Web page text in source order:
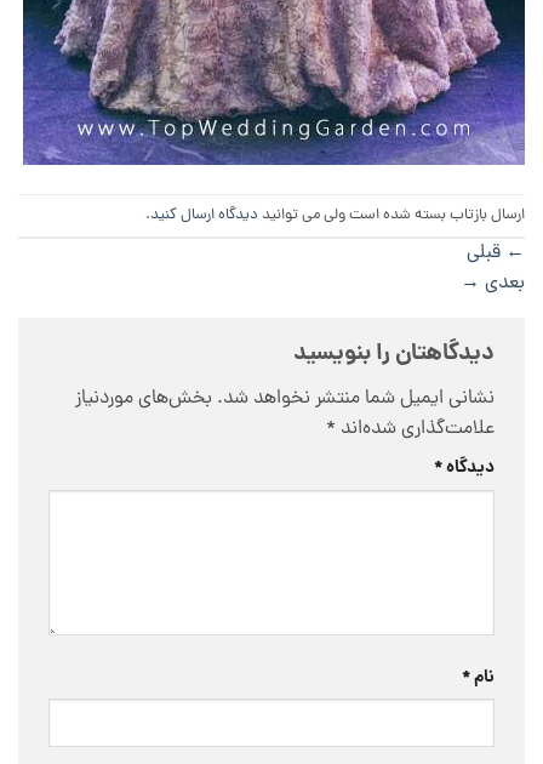
ارسال بازتاب بسته شده است ولی می توانید دیدگاه ارسال کنید.
← قبلی
بعدی →
دیدگاهتان را بنویسید
نشانی ایمیل شما منتشر نخواهد شد. بخش‌های موردنیاز
علامت‌گذاری شده‌اند *
دیدگاه*
نام*